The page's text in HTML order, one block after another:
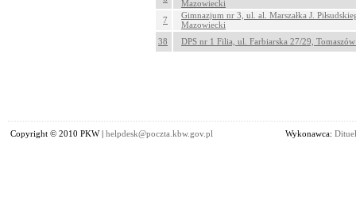
Mazowiecki
7
Gimnazjum nr 3, ul. al. Marszałka J.
Mazowiecki
38
DPS nr 1 Filia, ul. Farbiarska 27/29,
Copyright © 2010 PKW | helpdesk@poczta.kbw.gov.pl Wykonawca: